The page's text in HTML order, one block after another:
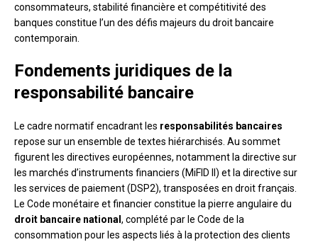
consommateurs, stabilité financière et compétitivité des
banques constitue l’un des défis majeurs du droit bancaire
contemporain.
Fondements juridiques de la
responsabilité bancaire
Le cadre normatif encadrant les responsabilités bancaires
repose sur un ensemble de textes hiérarchisés. Au sommet
figurent les directives européennes, notamment la directive sur
les marchés d’instruments financiers (MiFID II) et la directive sur
les services de paiement (DSP2), transposées en droit français.
Le Code monétaire et financier constitue la pierre angulaire du
droit bancaire national , complété par le Code de la
consommation pour les aspects liés à la protection des clients